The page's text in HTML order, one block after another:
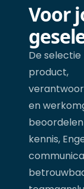
Voor
De
product,
en
kennis,